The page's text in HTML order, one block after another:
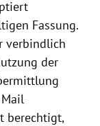
Fassung.
verbindlich
der
berechtigt,